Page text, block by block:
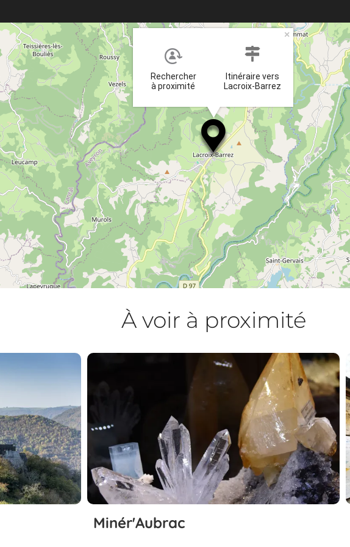
Rechercher
à proximité
Itinéraire vers
Lacroix-Barrez
×
À voir à proximité
Minér'Aubrac